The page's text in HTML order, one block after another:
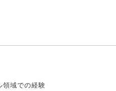
領域での経験